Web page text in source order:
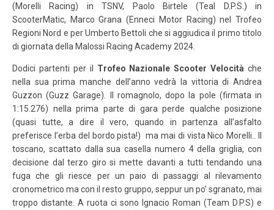
(Morelli Racing) in TSNV, Paolo Birtele (Teal D.P.S.) in
ScooterMatic, Marco Grana (Enneci Motor Racing) nel Trofeo
Regioni Nord e per Umberto Bettoli che si aggiudica il primo titolo
di giornata della Malossi Racing Academy 2024.
Dodici partenti per il Trofeo Nazionale Scooter Velocità che
nella sua prima manche dell’anno vedrà la vittoria di Andrea
Guzzon (Guzz Garage). Il romagnolo, dopo la pole (firmata in
1:15.276) nella prima parte di gara perde qualche posizione
(quasi tutte, a dire il vero, quando in partenza all’asfalto
preferisce l’erba del bordo pista!) ma mai di vista Nico Morelli.. Il
toscano, scattato dalla sua casella numero 4 della griglia, con
decisione dal terzo giro si mette davanti a tutti tendando una
fuga che gli riesce per un paio di passaggi al rilevamento
cronometrico ma con il resto gruppo, seppur un po’ sgranato, mai
troppo distante. A ruota ci sono Ignacio Roman (Team D.P.S) e